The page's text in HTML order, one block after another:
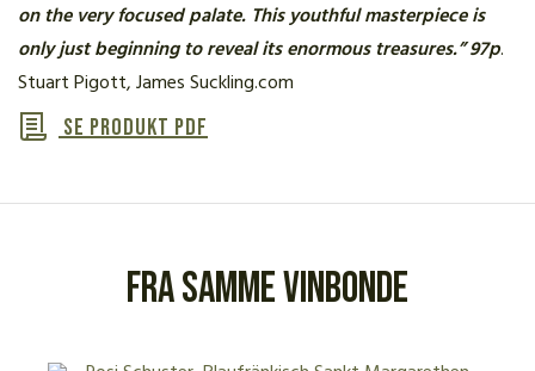
on the very focused palate. This youthful masterpiece is
only just beginning to reveal its enormous treasures.” 97p.
Stuart Pigott, James Suckling.com
Se produkt PDF
Fra samme vinbonde